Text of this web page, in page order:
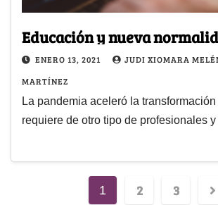
Educación y nueva
ENERO 13, 2021
JUDI XIOMARA
MARTÍNEZ
La pandemia aceleró la transformación
requiere de otro tipo de profesionales
1 2 3